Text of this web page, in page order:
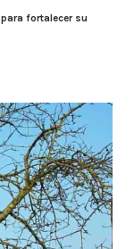
fortalecer su